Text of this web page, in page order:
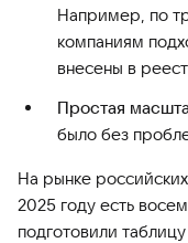
Например, по
компаниям
внесены в
Простая
было без
На рынке
2025 году есть
подготовили